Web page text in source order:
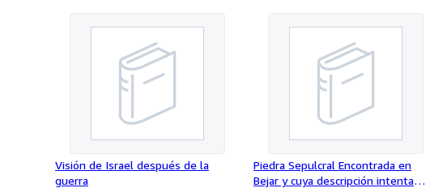
Visión de Israel después de la
guerra
Piedra Sepulcral Encontrada en
Bejar y cuya descripción intenta